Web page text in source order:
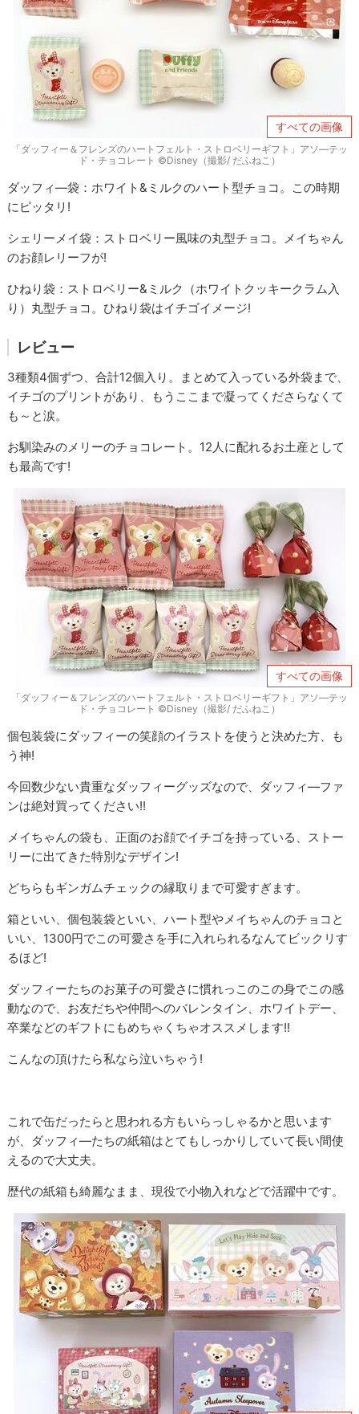
すべての画像
「ダッフィー＆フレンズのハートフェルト・ストロベリーギフト」アソ―テッ
ド・チョコレート ©Disney（撮影/ だふねこ）
ダッフィ―袋：ホワイト&ミルクのハート型チョコ。この時期
にピッタリ!
シェリーメイ袋：ストロベリー風味の丸型チョコ。メイちゃん
のお顔レリーフが!
ひねり袋：ストロベリー&ミルク（ホワイトクッキークラム入
り）丸型チョコ。ひねり袋はイチゴイメージ!
レビュー
3種類4個ずつ、合計12個入り。まとめて入っている外袋まで、
イチゴのプリントがあり、もうここまで凝ってくださらなくて
も～と涙。
お馴染みのメリーのチョコレート。12人に配れるお土産として
も最高です!
すべての画像
「ダッフィー＆フレンズのハートフェルト・ストロベリーギフト」アソ―テッ
ド・チョコレート ©Disney（撮影/ だふねこ）
個包装袋にダッフィーの笑顔のイラストを使うと決めた方、も
う神!
今回数少ない貴重なダッフィーグッズなので、ダッフィ―ファ
ンは絶対買ってください!!
メイちゃんの袋も、正面のお顔でイチゴを持っている、ストー
リーに出てきた特別なデザイン!
どちらもギンガムチェックの縁取りまで可愛すぎます。
箱といい、個包装袋といい、ハート型やメイちゃんのチョコと
いい、1300円でこの可愛さを手に入れられるなんてビックリす
るほど!
ダッフィーたちのお菓子の可愛さに慣れっこのこの身でこの感
動なので、お友だちや仲間へのバレンタイン、ホワイトデー、
卒業などのギフトにもめちゃくちゃオススメします!!
こんなの頂けたら私なら泣いちゃう!
これで缶だったらと思われる方もいらっしゃるかと思います
が、ダッフィ―たちの紙箱はとてもしっかりしていて長い間使
えるので大丈夫。
歴代の紙箱も綺麗なまま、現役で小物入れなどで活躍中です。